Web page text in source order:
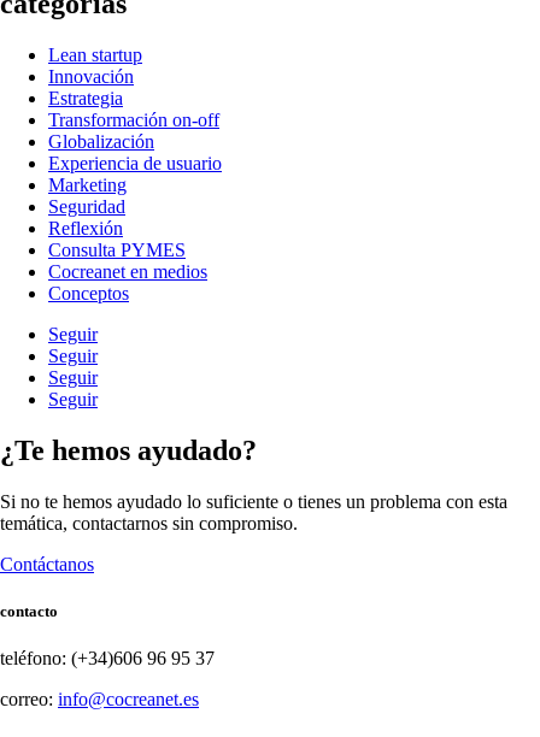
Lean startup
Innovación
Estrategia
Transformación on-off
Globalización
Experiencia de usuario
Marketing
Seguridad
Reflexión
Consulta PYMES
Cocreanet en medios
Conceptos
Seguir
Seguir
Seguir
Seguir
¿Te hemos ayudado?
Si no te hemos ayudado lo suficiente o tienes un problema con esta
temática, contactarnos sin compromiso.
Contáctanos
contacto
teléfono: (+34)606 96 95 37
correo: info@cocreanet.es